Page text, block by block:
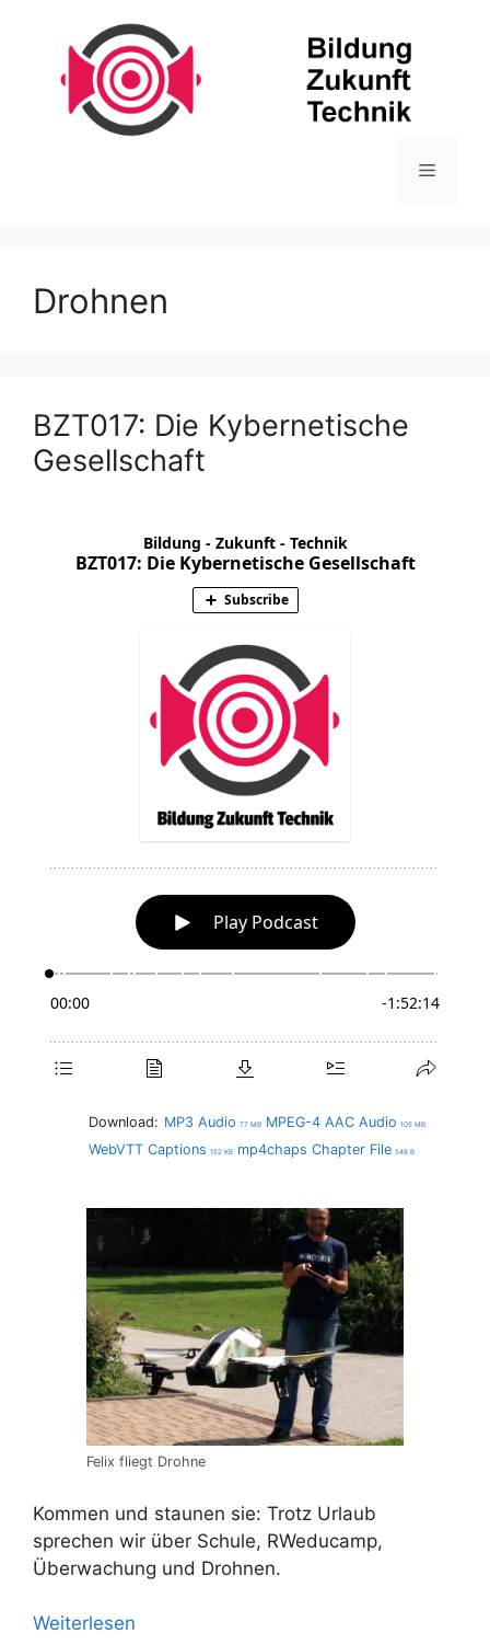
Menü
Drohnen
BZT017: Die Kybernetische
Gesellschaft
Download: MP3 Audio 77 MB MPEG-4 AAC Audio 105 MB
WebVTT Captions 152 KB mp4chaps Chapter File 548 B
Felix fliegt Drohne
Kommen und staunen sie: Trotz Urlaub
sprechen wir über Schule, RWeducamp,
Überwachung und Drohnen.
Weiterlesen